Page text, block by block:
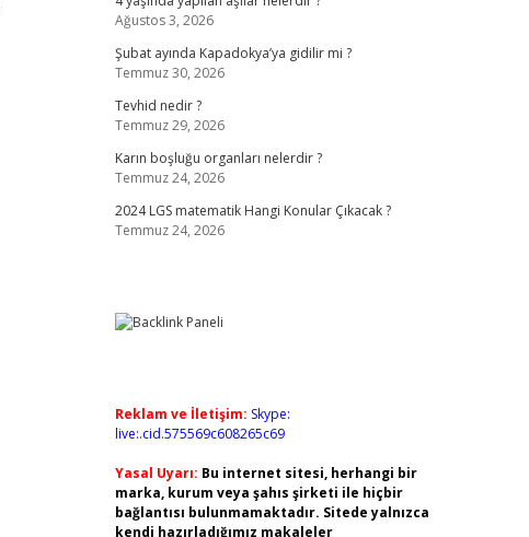
Ağustos 3, 2026
Şubat ayında Kapadokya’ya gidilir mi ?
Temmuz 30, 2026
Tevhid nedir ?
Temmuz 29, 2026
Karın boşluğu organları nelerdir ?
Temmuz 24, 2026
2024 LGS matematik Hangi Konular Çıkacak ?
Temmuz 24, 2026
Reklam ve İletişim: Skype:
live:.cid.575569c608265c69
Yasal Uyarı: Bu internet sitesi, herhangi bir
marka, kurum veya şahıs şirketi ile hiçbir
bağlantısı bulunmamaktadır. Sitede yalnızca
kendi hazırladığımız makaleler